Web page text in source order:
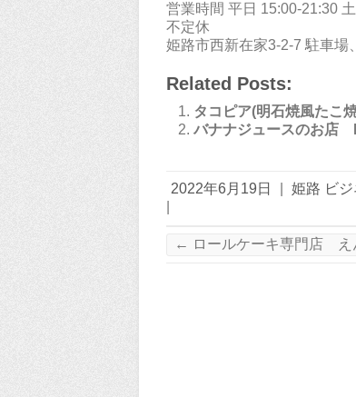
営業時間 平日 15:00-21:30
不定休
姫路市西新在家3-2-7 駐車場
Related Posts:
タコピア(明石焼風たこ
バナナジュースのお
2022年6月19日
姫路 ビ
← ロールケーキ専門店 え